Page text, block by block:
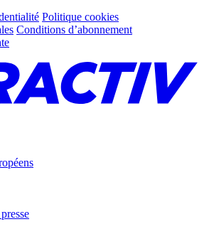
Politique cookies
Conditions d’abonnement